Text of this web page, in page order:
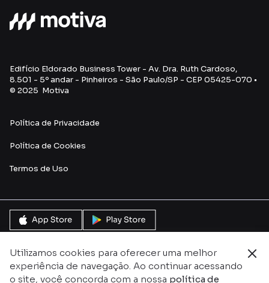
Utilizamos cookies para oferecer uma melhor
experiência de navegação. Ao continuar acessando
o site, você concorda com a nossa política de
Edifício Eldorado Business Tower - Av. Dra. Ruth Cardoso,
8.501 - 5º andar - Pinheiros - São Paulo/SP - CEP 05425-070 •
© 2025 Motiva
Política de Privacidade
Política de Cookies
Termos de Uso